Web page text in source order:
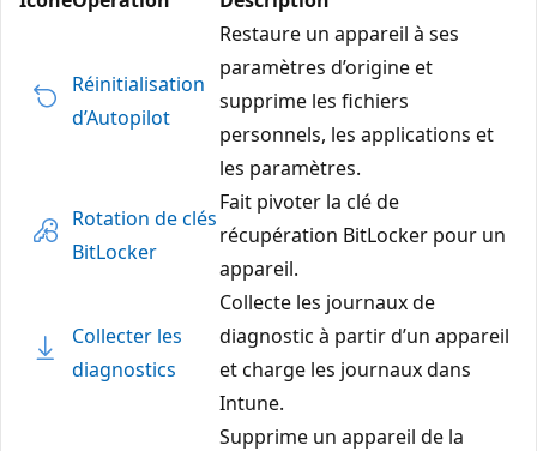
Réinitialisation
d’Autopilot
Restaure un appareil à ses
paramètres d’origine et
supprime les fichiers
personnels, les applications et
les paramètres.
Rotation de clés
BitLocker
Fait pivoter la clé de
récupération BitLocker pour un
appareil.
Collecter les
diagnostics
Collecte les journaux de
diagnostic à partir d’un appareil
et charge les journaux dans
Intune.
Supprime un appareil de la